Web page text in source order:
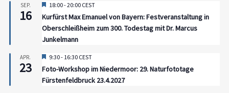
SEP.
16
Hervorgehoben
18:00-20:00 CEST
Kurfürst Max Emanuel von Bayern: Festveranstaltung in
Oberschleißheim zum 300. Todestag mit Dr. Marcus
Junkelmann
APR.
23
Hervorgehoben
9:30- 16:30 CEST
Foto-Workshop im Niedermoor: 29. Naturfototage
Fürstenfeldbruck 23.4.2027